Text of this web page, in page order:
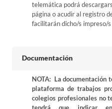
telemática podrá
página o acudir al registro
facilitarán dicho/s impreso/
Documentación
NOTA: La documentación
plataforma de trabajos
colegios profesionales no